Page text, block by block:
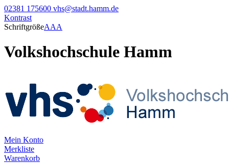
02381 175600 vhs@stadt.hamm.de
Kontrast
SchriftgrößeAAA
Volkshochschule Hamm
Mein Konto
Merkliste
Warenkorb